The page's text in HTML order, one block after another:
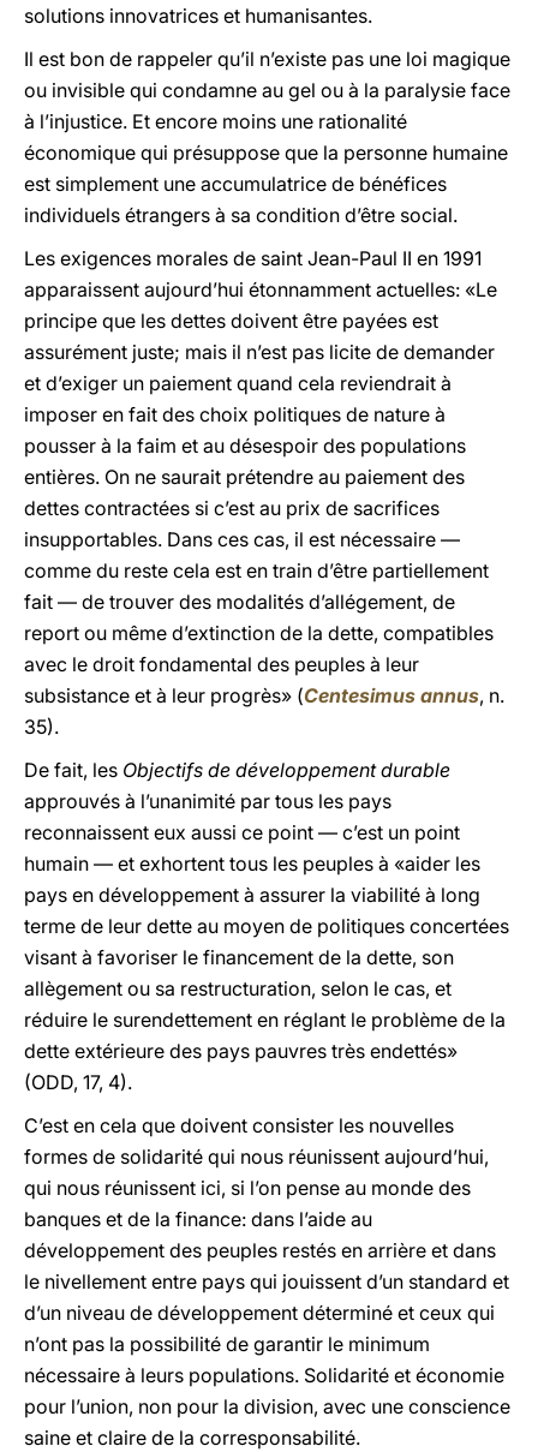
solutions innovatrices et humanisantes.
Il est bon de rappeler qu’il n’existe pas une loi magique
ou invisible qui condamne au gel ou à la paralysie face
à l’injustice. Et encore moins une rationalité
économique qui présuppose que la personne humaine
est simplement une accumulatrice de bénéfices
individuels étrangers à sa condition d’être social.
Les exigences morales de saint Jean-Paul II en 1991
apparaissent aujourd’hui étonnamment actuelles: «Le
principe que les dettes doivent être payées est
assurément juste; mais il n’est pas licite de demander
et d’exiger un paiement quand cela reviendrait à
imposer en fait des choix politiques de nature à
pousser à la faim et au désespoir des populations
entières. On ne saurait prétendre au paiement des
dettes contractées si c’est au prix de sacrifices
insupportables. Dans ces cas, il est nécessaire —
comme du reste cela est en train d’être partiellement
fait — de trouver des modalités d’allégement, de
report ou même d’extinction de la dette, compatibles
avec le droit fondamental des peuples à leur
subsistance et à leur progrès» (Centesimus annus, n.
35).
De fait, les Objectifs de développement durable
approuvés à l’unanimité par tous les pays
reconnaissent eux aussi ce point — c’est un point
humain — et exhortent tous les peuples à «aider les
pays en développement à assurer la viabilité à long
terme de leur dette au moyen de politiques concertées
visant à favoriser le financement de la dette, son
allègement ou sa restructuration, selon le cas, et
réduire le surendettement en réglant le problème de la
dette extérieure des pays pauvres très endettés»
(ODD, 17, 4).
C’est en cela que doivent consister les nouvelles
formes de solidarité qui nous réunissent aujourd’hui,
qui nous réunissent ici, si l’on pense au monde des
banques et de la finance: dans l’aide au
développement des peuples restés en arrière et dans
le nivellement entre pays qui jouissent d’un standard et
d’un niveau de développement déterminé et ceux qui
n’ont pas la possibilité de garantir le minimum
nécessaire à leurs populations. Solidarité et économie
pour l’union, non pour la division, avec une conscience
saine et claire de la corresponsabilité.